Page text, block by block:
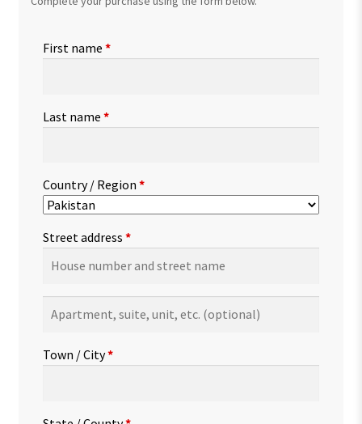
First name *
Last name *
Country / Region *
Street address *
suite,
etc.(optional)
Town / City*